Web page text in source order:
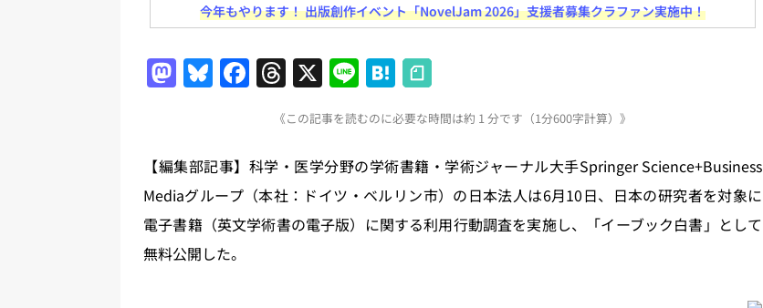
日刊出版ニュースまとめ
日刊出版ニュースまとめ 2026.07.31
刊出版ニュースまとめ
[ 2026年7月29日 ] 講談社、著者向けポータルサイト・プラスコネクト提供開始など 日刊出版ニュースま
とめ 2026.07.29
日刊出版ニュースまとめ
今年もやります！ 出版創作イベント「NovelJam 2026」支援者募集クラファン実施中！
M
o
d
o
n
Bl
s
k
y
F
e
b
o
T
re
a
d
s
X Li
n
e
H
at
e
n
a
《この記事を読むのに必要な時間は約 1 分です（1分600字計算）》
【編集部記事】科学・医学分野の学術書籍・学術ジャーナル大手Springer Science+Business
Mediaグループ（本社：ドイツ・ベルリン市）の日本法人は6月10日、日本の研究者を対象に
電子書籍（英文学術書の電子版）に関する利用行動調査を実施し、「イーブック白書」として
無料公開した。